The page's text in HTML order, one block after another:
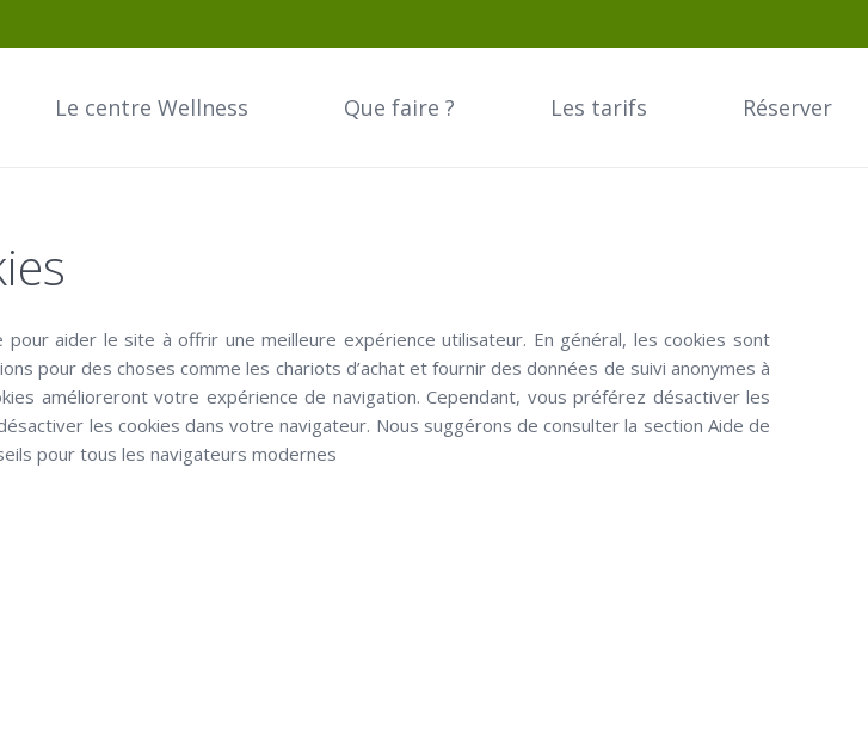
Le centre Wellness Que faire ? Les tarifs Réserver
aider le site à offrir une meilleure expérience utilisateur. En général, les cookies sont
pour des choses comme les chariots d’achat et fournir des données de suivi anonymes à
amélioreront votre expérience de navigation. Cependant, vous préférez désactiver les
les cookies dans votre navigateur. Nous suggérons de consulter la section Aide de
pour tous les navigateurs modernes